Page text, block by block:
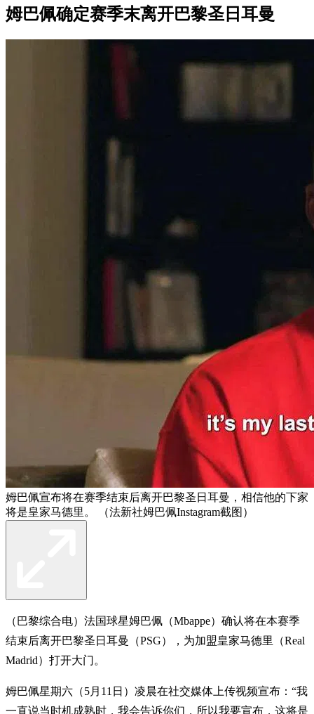
姆巴佩确定赛季末离开巴黎圣日耳曼
姆巴佩宣布将在赛季结束后离开巴黎圣日耳曼，相信他的下家
将是皇家马德里。 （法新社姆巴佩Instagram截图）
（巴黎综合电）法国球星姆巴佩（Mbappe）确认将在本赛季
结束后离开巴黎圣日耳曼（PSG），为加盟皇家马德里（Real
Madrid）打开大门。
姆巴佩星期六（5月11日）凌晨在社交媒体上传视频宣布：“我
一直说当时机成熟时，我会告诉你们，所以我要宣布，这将是